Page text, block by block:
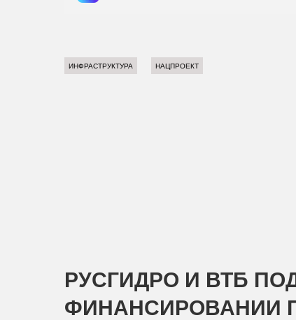
ИНФРАСТРУКТУРА НАЦПРОЕКТ
РУСГИДРО И ВТБ
ФИНАНСИРОВАНИИ